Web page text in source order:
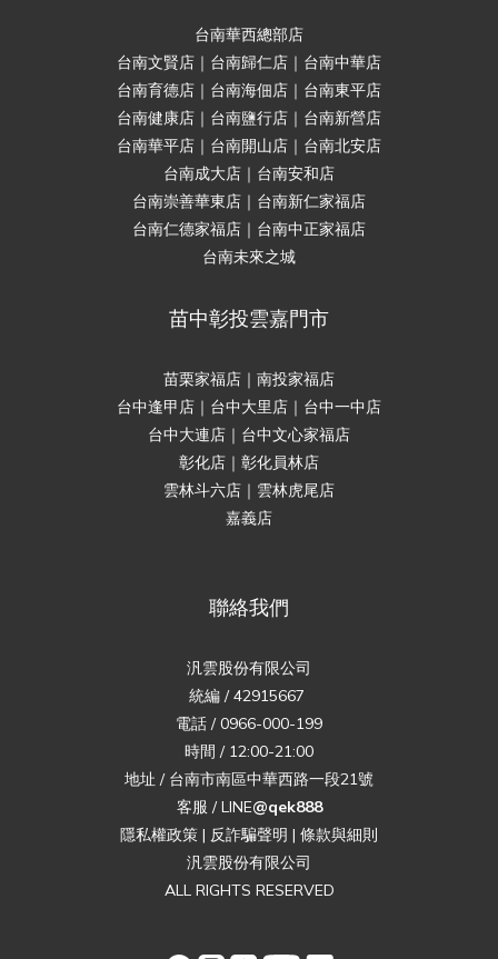
台南華西總部店
台南文賢店｜台南歸仁店｜台南中華店
台南育德店｜台南海佃店｜台南東平店
台南健康店｜台南鹽行店｜台南新營店
台南華平店｜台南開山店｜台南北安店
台南成大店｜台南安和店
台南崇善華東店｜台南新仁家福店
台南仁德家福店｜台南中正家福店
台南未來之城
苗中彰投雲嘉門市
苗栗家福店｜南投家福店
台中逢甲店｜台中大里店｜台中一中店
台中大連店｜台中文心家福店
彰化店｜彰化員林店
雲林斗六店｜雲林虎尾店
嘉義店
聯絡我們
汎雲股份有限公司
統編 / 42915667
電話 / 0966-000-199
時間 / 12:00-21:00
地址 / 台南市南區中華西路一段21號
客服 / LINE@qek888
隱私權政策 | 反詐騙聲明 | 條款與細則
汎雲股份有限公司
ALL RIGHTS RESERVED